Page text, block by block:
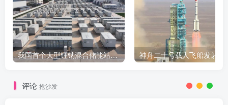
我国首个大型锂钠混合储能站投产，开启储能新时代
评论 抢沙发